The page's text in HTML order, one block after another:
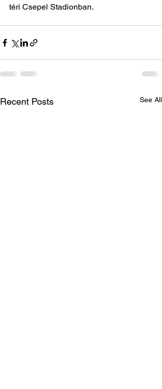
téri Csepel Stadionban.
Recent Posts See All